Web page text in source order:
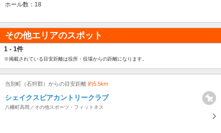
ホール数：18
その他エリアのスポット
1 - 1件
※掲載されている目安距離は役所・役場からの距離になります。
当別町（石狩郡）からの目安距離 約5.5km
シェイクスピアカントリークラブ
八幡町高岡／その他スポーツ・フィットネス